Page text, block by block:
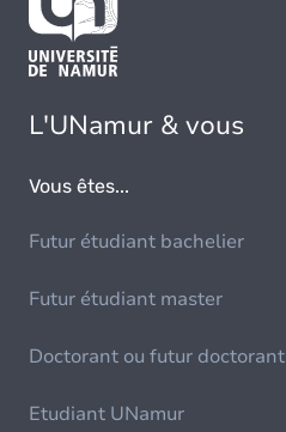
L'UNamur & vous
Vous êtes...
Futur étudiant bachelier
Futur étudiant master
Doctorant ou futur doctorant
Etudiant UNamur